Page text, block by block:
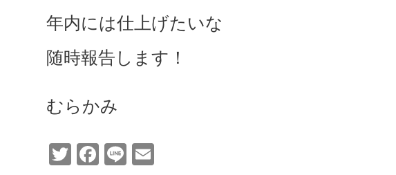
年内には仕上げたいな
随時報告します！
むらかみ
T F Li